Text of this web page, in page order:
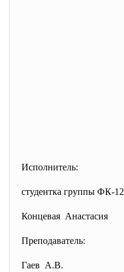
Исполнитель:
студентка группы ФК-12
Концевая Анастасия
Преподаватель:
Гаев А.В.